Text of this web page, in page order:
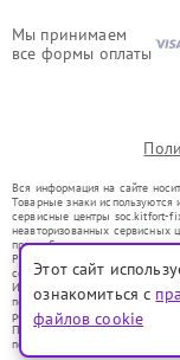
Мы принимаем
все формы оплаты
Вся информация на сайте
Товарные знаки используются
сервисные центры soc.kitfort-
неавторизованных сервисных
правообладателями товарных
Ремонт осуществляется для
со статьей 1487 ГК РФ.
Использование товарных
потребителей в заблуждение,
ремонту техники указанных
Представленная на сайте
положениями Статьи 437(2)
Этот сайт
ознакомиться с
файлов cookie